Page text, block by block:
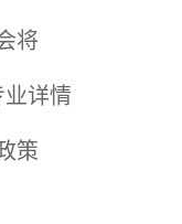
将
业详情
策